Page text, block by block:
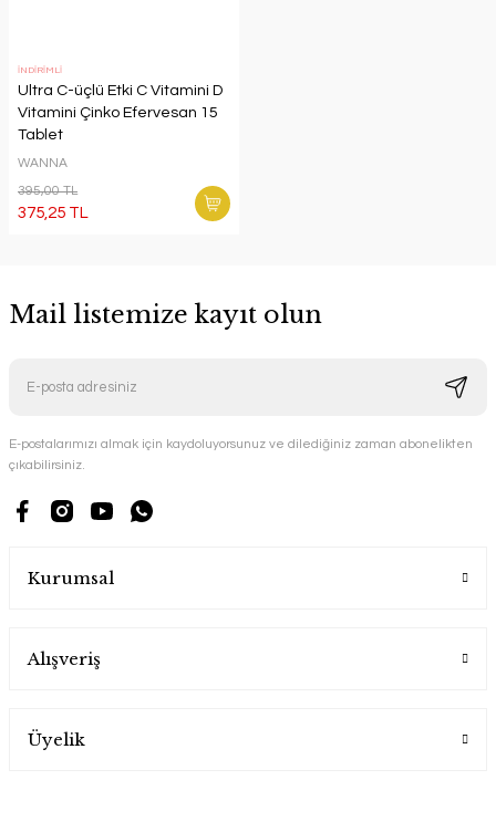
İNDİRİMLİ
Ultra C-üçlü Etki C Vitamini D
Vitamini Çinko Efervesan 15
Tablet
WANNA
395,00 TL
375,25 TL
Mail listemize kayıt olun
E-postalarımızı almak için kaydoluyorsunuz ve dilediğiniz zaman abonelikten
çıkabilirsiniz.
Kurumsal
Alışveriş
Üyelik